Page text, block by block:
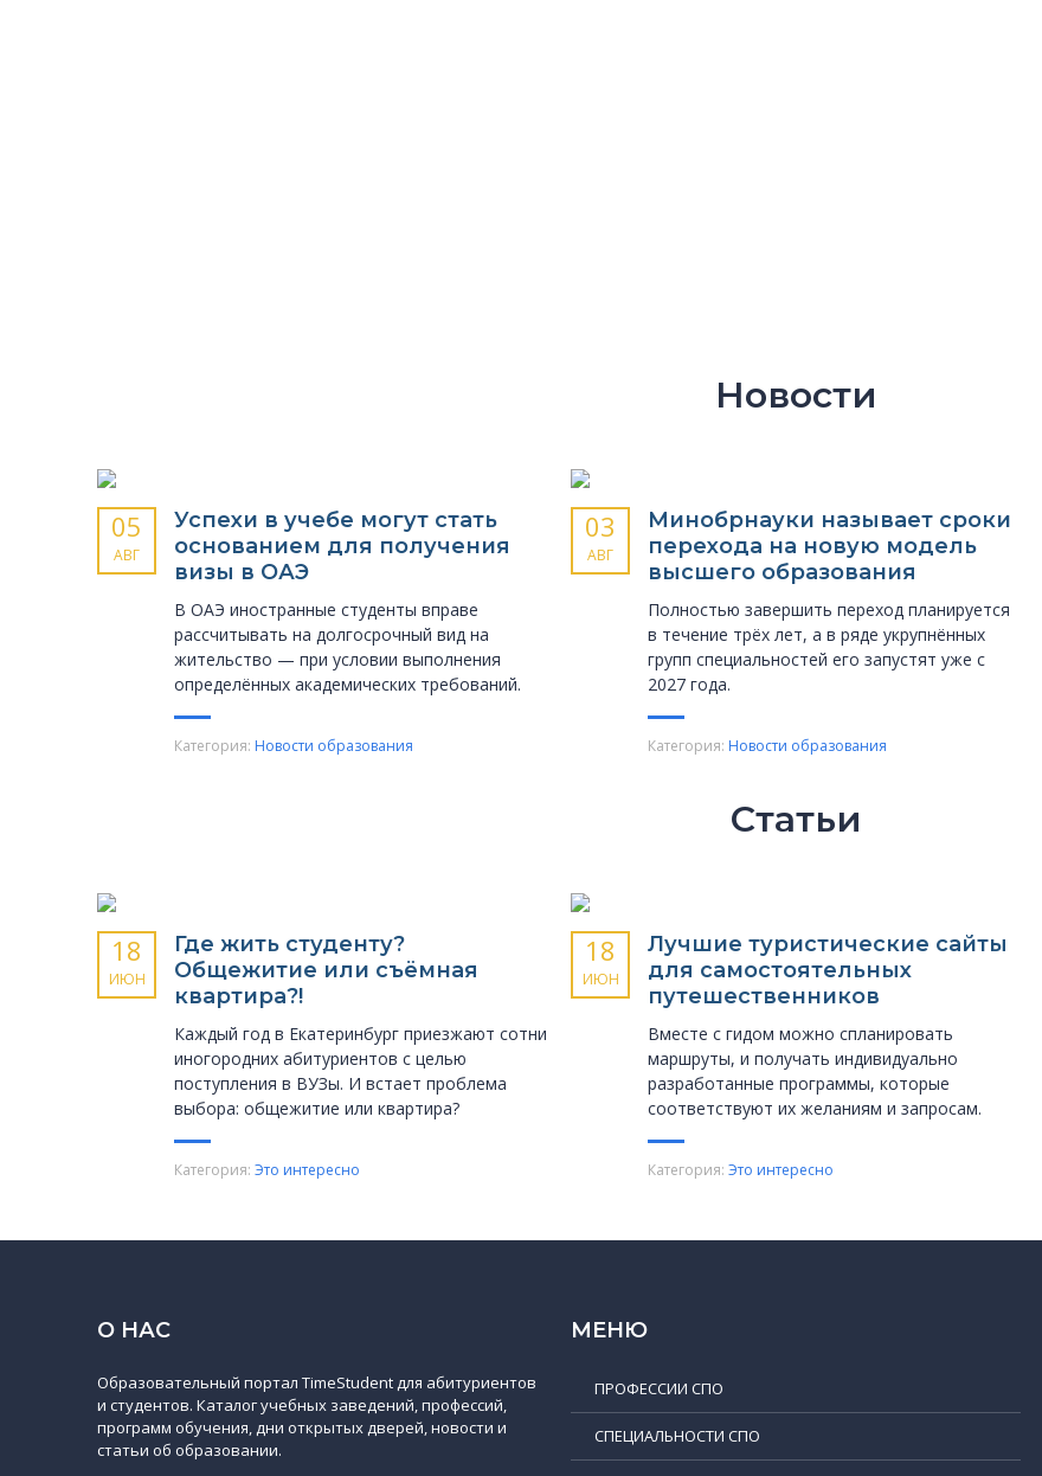
Новости
05
АВГ
Успехи в учебе могут стать
основанием для получения
визы в ОАЭ
В ОАЭ иностранные студенты вправе
рассчитывать на долгосрочный вид на
жительство — при условии выполнения
определённых академических требований.
Категория: Новости образования
03
АВГ
Минобрнауки называет сроки
перехода на новую модель
высшего образования
Полностью завершить переход планируется
в течение трёх лет, а в ряде укрупнённых
групп специальностей его запустят уже с
2027 года.
Категория: Новости образования
Статьи
18
ИЮН
Где жить студенту?
Общежитие или съёмная
квартира?!
Каждый год в Екатеринбург приезжают сотни
иногородних абитуриентов с целью
поступления в ВУЗы. И встает проблема
выбора: общежитие или квартира?
Категория: Это интересно
18
ИЮН
Лучшие туристические сайты
для самостоятельных
путешественников
Вместе с гидом можно спланировать
маршруты, и получать индивидуально
разработанные программы, которые
соответствуют их желаниям и запросам.
Категория: Это интересно
О НАС
Образовательный портал TimeStudent для абитуриентов
и студентов. Каталог учебных заведений, профессий,
программ обучения, дни открытых дверей, новости и
статьи об образовании.
МЕНЮ
ПРОФЕССИИ СПО
СПЕЦИАЛЬНОСТИ СПО